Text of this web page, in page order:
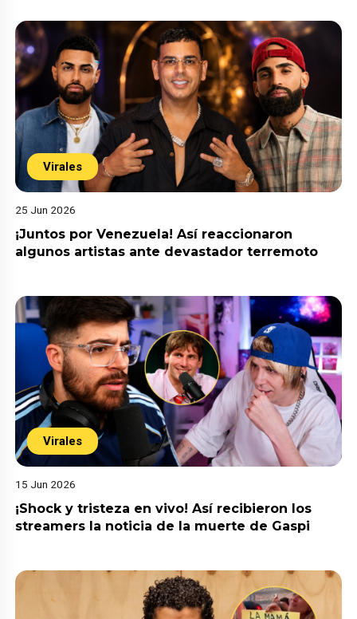
Virales
25 Jun 2026
¡Juntos por Venezuela! Así reaccionaron
algunos artistas ante devastador terremoto
Virales
15 Jun 2026
¡Shock y tristeza en vivo! Así recibieron los
streamers la noticia de la muerte de Gaspi